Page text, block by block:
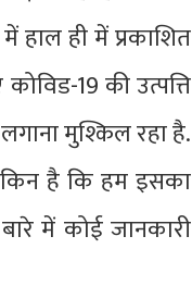
हाल ही में प्रकाशित
19 की उत्पत्ति
मुश्किल रहा है.
है कि हम इसका
में कोई जानकारी